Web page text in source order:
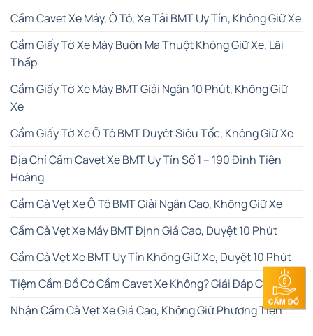
Cầm Cavet Xe Máy, Ô Tô, Xe Tải BMT Uy Tín, Không Giữ Xe
Cầm Giấy Tờ Xe Máy Buôn Ma Thuột Không Giữ Xe, Lãi
Thấp
Cầm Giấy Tờ Xe Máy BMT Giải Ngân 10 Phút, Không Giữ
Xe
Cầm Giấy Tờ Xe Ô Tô BMT Duyệt Siêu Tốc, Không Giữ Xe
Địa Chỉ Cầm Cavet Xe BMT Uy Tín Số 1 – 190 Đinh Tiên
Hoàng
Cầm Cà Vẹt Xe Ô Tô BMT Giải Ngân Cao, Không Giữ Xe
Cầm Cà Vẹt Xe Máy BMT Định Giá Cao, Duyệt 10 Phút
Cầm Cà Vẹt Xe BMT Uy Tín Không Giữ Xe, Duyệt 10 Phút
Tiệm Cầm Đồ Có Cầm Cavet Xe Không? Giải Đáp Chi Tiết
Nhận Cầm Cà Vẹt Xe Giá Cao, Không Giữ Phương Tiện